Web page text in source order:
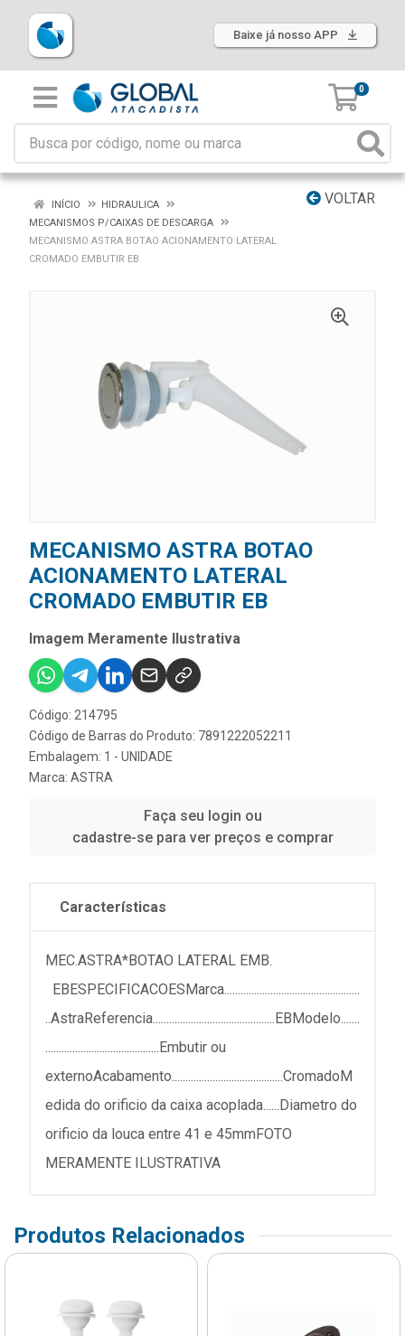
Baixe já nosso APP
0
VOLTAR
INÍCIO
HIDRAULICA
MECANISMOS P/CAIXAS DE DESCARGA
MECANISMO ASTRA BOTAO ACIONAMENTO LATERAL
CROMADO EMBUTIR EB
MECANISMO ASTRA BOTAO
ACIONAMENTO LATERAL
CROMADO EMBUTIR EB
Imagem Meramente Ilustrativa
Código: 214795
Código de Barras do Produto: 7891222052211
Embalagem: 1 - UNIDADE
Marca: ASTRA
Faça seu login ou
cadastre-se para ver preços e comprar
Características
MEC.ASTRA*BOTAO LATERAL EMB.
EBESPECIFICACOESMarca..................................................
..AstraReferencia.............................................EBModelo.......
..........................................Embutir ou
externoAcabamento.........................................CromadoM
edida do orificio da caixa acoplada......Diametro do
orificio da louca entre 41 e 45mmFOTO
MERAMENTE ILUSTRATIVA
Produtos Relacionados